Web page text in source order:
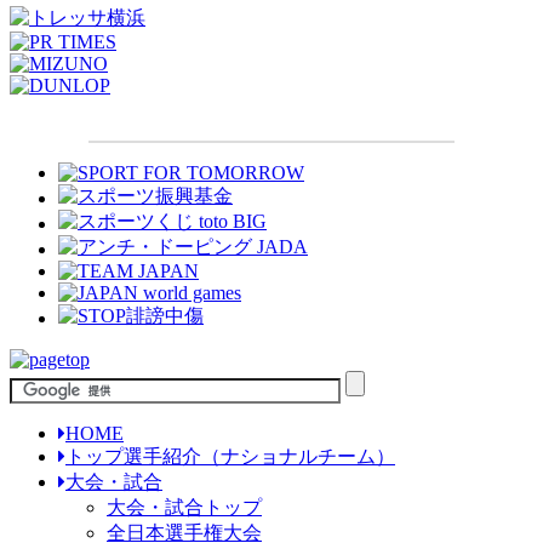
HOME
トップ選手紹介（ナショナルチーム）
大会・試合
大会・試合トップ
全日本選手権大会